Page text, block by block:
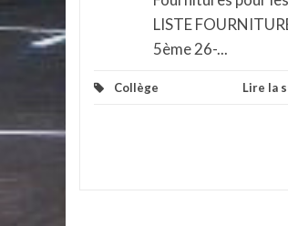
LISTE
5ème 26-...
Collège Lire la